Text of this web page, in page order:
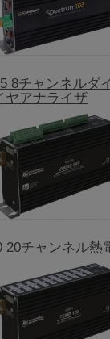
8チャンネルダ
ヤアナライザ
20チャンネル熱